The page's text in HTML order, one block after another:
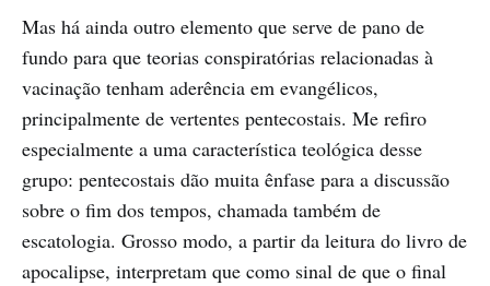
Mas há ainda outro elemento que serve de pano de
fundo para que teorias conspiratórias relacionadas à
vacinação tenham aderência em evangélicos,
principalmente de vertentes pentecostais. Me refiro
especialmente a uma característica teológica desse
grupo: pentecostais dão muita ênfase para a discussão
sobre o fim dos tempos, chamada também de
escatologia. Grosso modo, a partir da leitura do livro de
apocalipse, interpretam que como sinal de que o final